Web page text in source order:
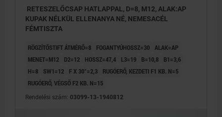
RETESZELŐCSAP HATLAPPAL, D=8, M12, ALAK:AP
KUPAK NÉLKÜL ELLENANYA NÉ, NEMESACÉL
FÉMTISZTA
RÖGZÍTŐSTIFT ÁTMÉRŐ=8 FOGANTYÚHOSSZ=30 ALAK=AP
MENET=M12
D2=12 HOSSZ=47,4 L3=19 B=10,8
B1=3,6
H=8
SW1=12 F X 30°=2,3
RUGÓERŐ, KEZDETI F1 KB. N=5
RUGÓERŐ, VÉGSŐ F2 KB. N=15
Rendelési szám: 03099-13-1940812